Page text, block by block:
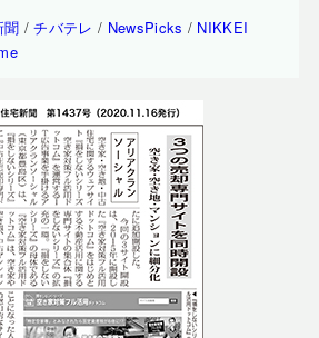
聞 /チバテレ / NewsPicks / NIKKEI